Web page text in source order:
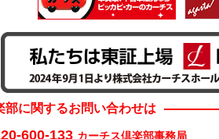
部に関するお問い合わせは
600-133 カーチス倶楽部事務局